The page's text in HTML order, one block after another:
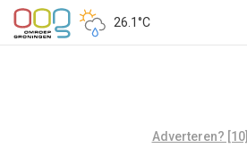
26.1°C
Adverteren? [10]